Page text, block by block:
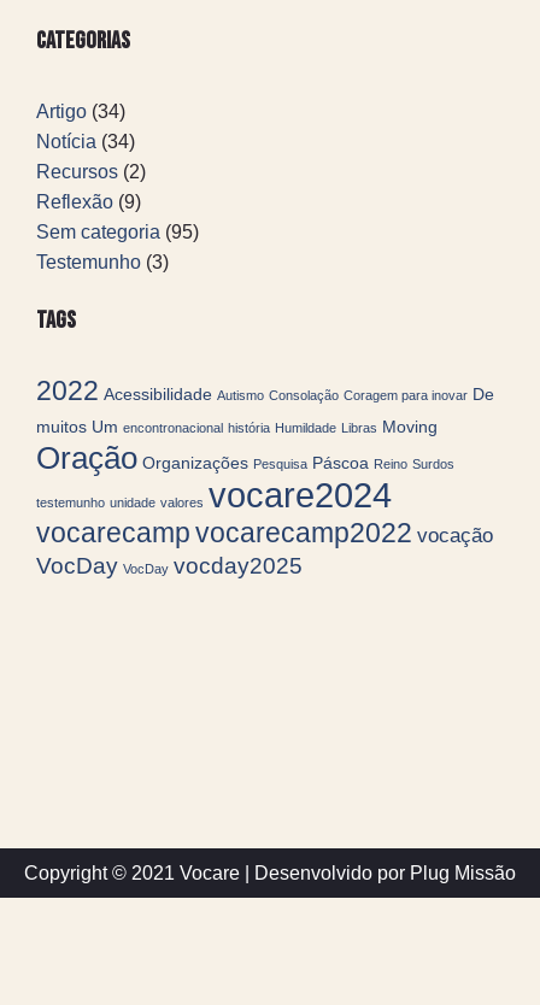
Categorias
Artigo (34)
Notícia (34)
Recursos (2)
Reflexão (9)
Sem categoria (95)
Testemunho (3)
Tags
2022 Acessibilidade Autismo Consolação Coragem para inovar De
muitos Um encontronacional história Humildade Libras Moving
Oração Organizações Pesquisa Páscoa Reino Surdos
testemunho unidade valores vocare2024
vocarecampvocarecamp2022 vocação
VocDay VocDay vocday2025
Copyright © 2021 Vocare | Desenvolvido por Plug Missão